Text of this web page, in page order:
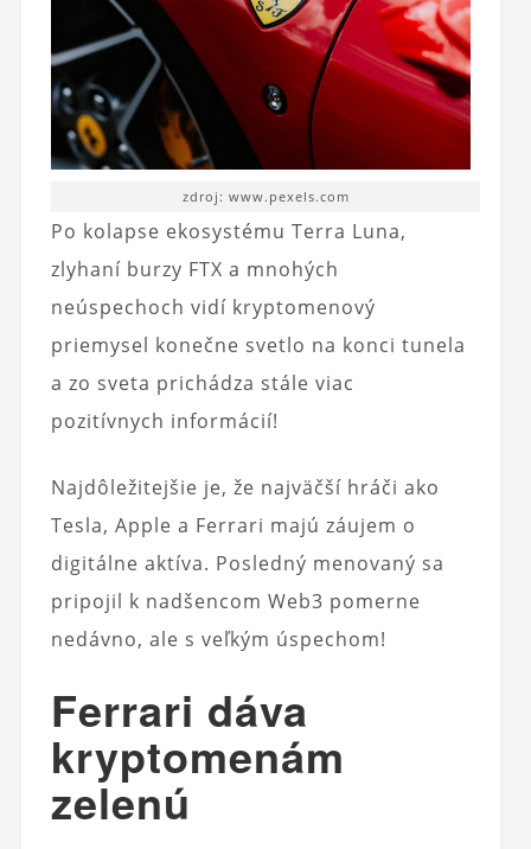
zdroj: www.pexels.com
Po kolapse ekosystému Terra Luna,
zlyhaní burzy FTX a mnohých
neúspechoch vidí kryptomenový
priemysel konečne svetlo na konci tunela
a zo sveta prichádza stále viac
pozitívnych informácií!
Najdôležitejšie je, že najväčší hráči ako
Tesla, Apple a Ferrari majú záujem o
digitálne aktíva. Posledný menovaný sa
pripojil k nadšencom Web3 pomerne
nedávno, ale s veľkým úspechom!
Ferrari dáva
kryptomenám
zelenú